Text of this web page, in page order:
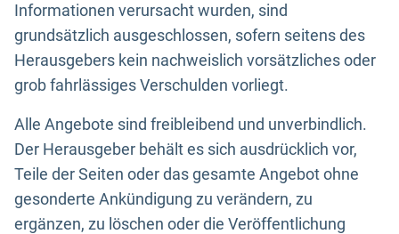
Informationen verursacht wurden, sind
grundsätzlich ausgeschlossen, sofern seitens des
Herausgebers kein nachweislich vorsätzliches oder
grob fahrlässiges Verschulden vorliegt.
Alle Angebote sind freibleibend und unverbindlich.
Der Herausgeber behält es sich ausdrücklich vor,
Teile der Seiten oder das gesamte Angebot ohne
gesonderte Ankündigung zu verändern, zu
ergänzen, zu löschen oder die Veröffentlichung